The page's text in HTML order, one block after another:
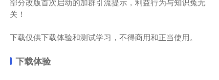
部分改版首次启动的加群引流提示，利益行为与知识兔无
关！
下载仅供下载体验和测试学习，不得商用和正当使用。
下载体验